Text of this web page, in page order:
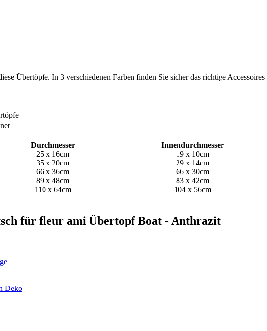
Übertöpfe. In 3 verschiedenen Farben finden Sie sicher das richtige
Durchmesser Innendurchmesser
25 x 16cm 19 x 10cm
35 x 20cm 29 x 14cm
66 x 36cm 66 x 30cm
89 x 48cm 83 x 42cm
110 x 64cm 104 x 56cm
für fleur ami Übertopf Boat - Anthrazit
Deko